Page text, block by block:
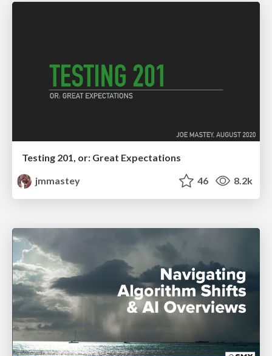
Testing 201, or: Great Expectations
jmmastey
46 8.2k